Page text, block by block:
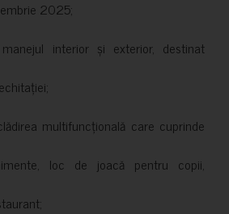
2025;
interior și exterior, destinat
multifuncțională care cuprinde
loc de joacă pentru copii,